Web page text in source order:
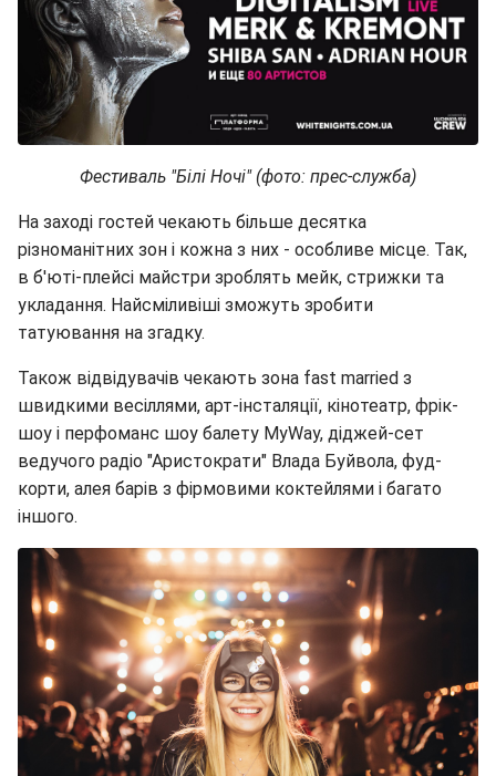
Фестиваль "Білі Ночі" (фото: прес-служба)
На заході гостей чекають більше десятка
різноманітних зон і кожна з них - особливе місце. Так,
в б'юті-плейсі майстри зроблять мейк, стрижки та
укладання. Найсміливіші зможуть зробити
татуювання на згадку.
Також відвідувачів чекають зона fast married з
швидкими весіллями, арт-інсталяції, кінотеатр, фрік-
шоу і перфоманс шоу балету MyWay, діджей-сет
ведучого радіо "Аристократи" Влада Буйвола, фуд-
корти, алея барів з фірмовими коктейлями і багато
іншого.